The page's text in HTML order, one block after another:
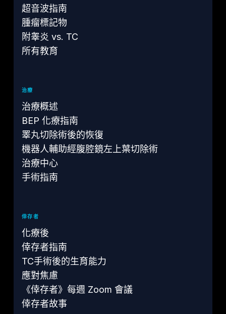
超音波指南
腫瘤標記物
附睾炎 vs. TC
所有教育
治療
治療概述
BEP 化療指南
睪丸切除術後的恢復
機器人輔助經腹腔鏡左上葉切除術
治療中心
手術指南
倖存者
化療後
倖存者指南
TC手術後的生育能力
應對焦慮
《倖存者》每週 Zoom 會議
倖存者故事